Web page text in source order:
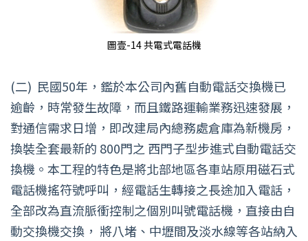
圖壹-14 共電式電話機
(二) 民國50年，鑑於本公司內舊自動電話交換機已
逾齡，時常發生故障，而且鐵路運輸業務迅速發展，
對通信需求日增，即改建局內總務處倉庫為新機房，
換裝全套最新的 800門之 西門子型步進式自動電話交
換機。本工程的特色是將北部地區各車站原用磁石式
電話機搖符號呼叫，經電話生轉接之長途加入電話，
全部改為直流脈衝控制之個別叫號電話機，直接由自
動交換機交換， 將八堵、中壢間及淡水線等各站納入